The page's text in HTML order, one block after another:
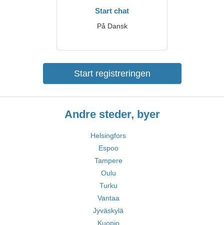
Start chat
På Dansk
Start registreringen
Andre steder, byer
Helsingfors
Espoo
Tampere
Oulu
Turku
Vantaa
Jyväskylä
Kuopio